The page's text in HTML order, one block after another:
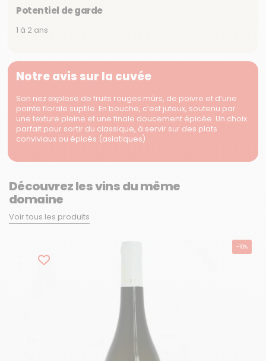
Potentiel de garde
1 à 2 ans
Notre avis sur la cuvée
Son nez explose de fruits rouges mûrs, de poivre et d’une
pointe florale suptile. En bouche, c’est juteux, soutenu par
une texture pleine et une finale doucement épicée. Un choix
parfait pour sortir du classique, à servir sur des plats
conviviaux ou épicés (asiatiques)
Découvrez les vins du même
domaine
Voir tous les produits
-10%